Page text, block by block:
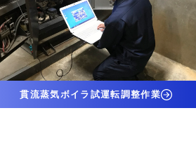
貫流蒸気ボイラ試運転調整作業